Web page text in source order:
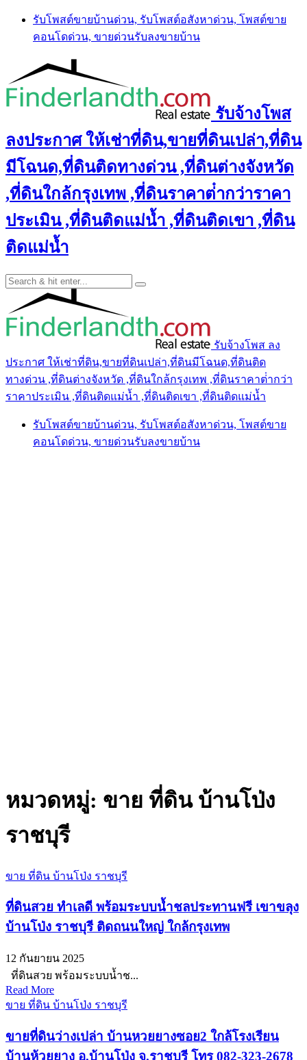
Skip
content
รับโพสต์ขายบ้านด่วน, รับโพสต์อสังหาด่วน, โพสต์ขาย
คอนโดด่วน, ขายด่วนรับลงขายบ้าน
รับจ้างโพส
ลงประกาศ ให้เช่าที่ดิน,ขายที่ดินเปล่า,ที่ดิน
มีโฉนด,ที่ดินติดทางด่วน ,ที่ดินต่างจังหวัด
,ที่ดินใกล้กรุงเทพ ,ที่ดินราคาต่ํากว่าราคา
ประเมิน ,ที่ดินติดแม่น้ำ ,ที่ดินติดเขา ,ที่ดิน
ติดแม่น้ำ
รับจ้างโพส ลง
ประกาศ ให้เช่าที่ดิน,ขายที่ดินเปล่า,ที่ดินมีโฉนด,ที่ดินติด
ทางด่วน ,ที่ดินต่างจังหวัด ,ที่ดินใกล้กรุงเทพ ,ที่ดินราคาต่ํากว่า
ราคาประเมิน ,ที่ดินติดแม่น้ำ ,ที่ดินติดเขา ,ที่ดินติดแม่น้ำ
รับโพสต์ขายบ้านด่วน, รับโพสต์อสังหาด่วน, โพสต์ขาย
คอนโดด่วน, ขายด่วนรับลงขายบ้าน
หมวดหมู่: ขาย ที่ดิน บ้านโป่ง
ราชบุรี
ขาย ที่ดิน บ้านโป่ง ราชบุรี
ที่ดินสวย ทำเลดี พร้อมระบบน้ำชลประทานฟรี เขาขลุง
บ้านโป่ง ราชบุรี ติดถนนใหญ่ ใกล้กรุงเทพ
12 กันยายน 2025
ที่ดินสวย พร้อมระบบน้ำช...
Read More
ขาย ที่ดิน บ้านโป่ง ราชบุรี
ขายที่ดินว่างเปล่า บ้านหวยยางซอย2 ใกล้โรงเรียน
บ้านห้วยยาง อ.บ้านโป่ง จ.ราชบุรี โทร 082-323-2678